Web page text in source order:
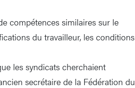
compétences similaires sur le
du travailleur, les conditions
les syndicats cherchaient
secrétaire de la Fédération du